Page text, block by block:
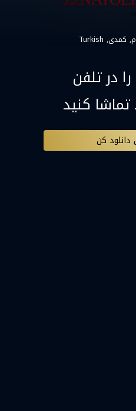
کمدی Turkish
HilalPlay را در تلفن
کنید
کن